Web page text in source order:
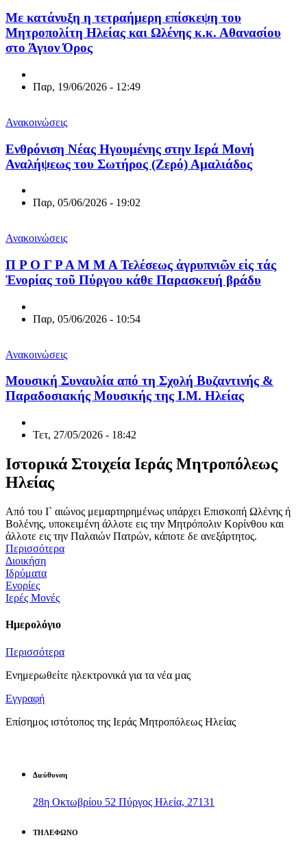
Με κατάνυξη η τετραήμερη επίσκεψη του
Μητροπολίτη Ηλείας και Ωλένης κ.κ. Αθανασίου
στο Άγιον Όρος
Παρ, 19/06/2026 - 12:49
Ανακοινώσεις
Ενθρόνιση Νέας Ηγουμένης στην Ιερά Μονή
Αναλήψεως του Σωτήρος (Ζερό) Αμαλιάδος
Παρ, 05/06/2026 - 19:02
Ανακοινώσεις
Π Ρ Ο Γ Ρ Α Μ Μ Α Τελέσεως ἀγρυπνιῶν εἰς τάς
Ἐνορίας τοῦ Πύργου κάθε Παρασκευή βράδυ
Παρ, 05/06/2026 - 10:54
Ανακοινώσεις
Μουσική Συναυλία από τη Σχολή Βυζαντινής &
Παραδοσιακής Μουσικής της Ι.Μ. Ηλείας
Τετ, 27/05/2026 - 18:42
Ιστορικά Στοιχεία Ιεράς Μητροπόλεως
Ηλείας
Από του Ι` αιώνος μεμαρτηρημένως υπάρχει Επισκοπή Ωλένης ή
Βολένης, υποκειμένη άλλοτε εις την Μητρόπολιν Κορίνθου και
άλλοτε εις την Παλαιών Πατρών, κάποτε δε ανεξάρτητος.
Περισσότερα
Διοικήση
Ιδρύματα
Ενορίες
Ιερές Μονές
Ημερολόγιο
Περισσότερα
Ενημερωθείτε ηλεκτρονικά για τα νέα μας
Εγγραφή
Επίσημος ιστότοπος της Ιεράς Μητροπόλεως Ηλείας
Διεύθυνση
28η Οκτωβρίου 52 Πύργος Ηλεία, 27131
ΤΗΛΕΦΩΝΟ